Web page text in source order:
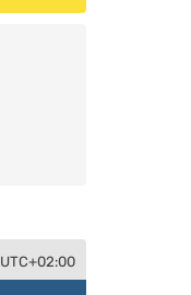
UTC+02:00